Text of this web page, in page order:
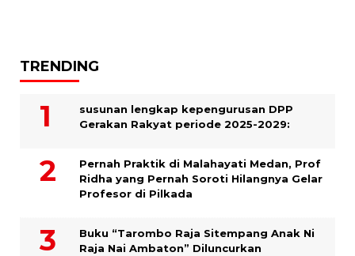
TRENDING
susunan lengkap kepengurusan DPP
Gerakan Rakyat periode 2025-2029:
Pernah Praktik di Malahayati Medan, Prof
Ridha yang Pernah Soroti Hilangnya Gelar
Profesor di Pilkada
Buku “Tarombo Raja Sitempang Anak Ni
Raja Nai Ambaton” Diluncurkan